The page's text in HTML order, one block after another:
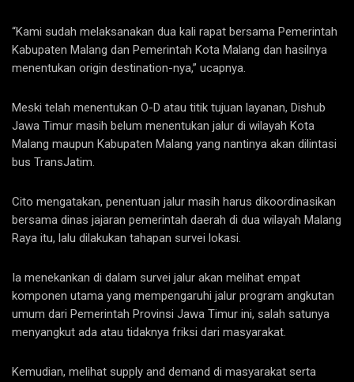
“Kami sudah melaksanakan dua kali rapat bersama Pemerintah
Kabupaten Malang dan Pemerintah Kota Malang dan hasilnya
menentukan origin destination-nya,” ucapnya.
Meski telah menentukan O-D atau titik tujuan layanan, Dishub
Jawa Timur masih belum menentukan jalur di wilayah Kota
Malang maupun Kabupaten Malang yang nantinya akan dilintasi
bus TransJatim.
Cito mengatakan, penentuan jalur masih harus dikoordinasikan
bersama dinas jajaran pemerintah daerah di dua wilayah Malang
Raya itu, lalu dilakukan tahapan survei lokasi.
Ia menekankan di dalam survei jalur akan melihat empat
komponen utama yang mempengaruhi jalur program angkutan
umum dari Pemerintah Provinsi Jawa Timur ini, salah satunya
menyangkut ada atau tidaknya friksi dari masyarakat.
Kemudian, melihat supply and demand di masyarakat serta